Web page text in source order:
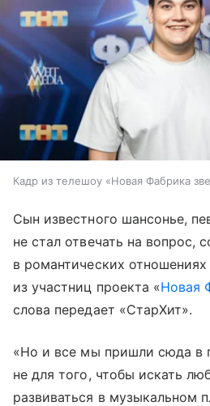
Кадр из телешоу «Новая Фабрика
Сын известного шансонье,
не стал отвечать на вопрос,
в романтических
из участниц проекта «Новая
слова передает «СтарХит».
«Но и все мы пришли сюда в
не для того, чтобы искать
развиваться в музыкальном